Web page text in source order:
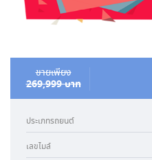
ขายเพียง
269,999 บาท
ประเภทรถยนต์
เลขไมล์